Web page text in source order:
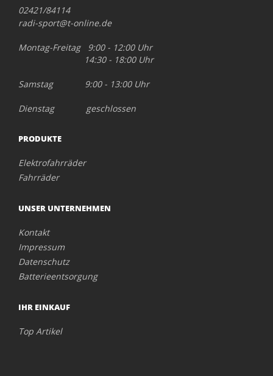
02421/84114
radi-sport@t-online.de
Montag-Freitag 9:00 - 12:00 Uhr
14:30 - 18:00 Uhr
Samstag 9:00 - 13:00 Uhr
Dienstag geschlossen
PRODUKTE
Elektrofahrräder
Fahrräder
UNSER UNTERNEHMEN
Kontakt
Impressum
Datenschutz
Batterieentsorgung
IHR EINKAUF
Top Artikel